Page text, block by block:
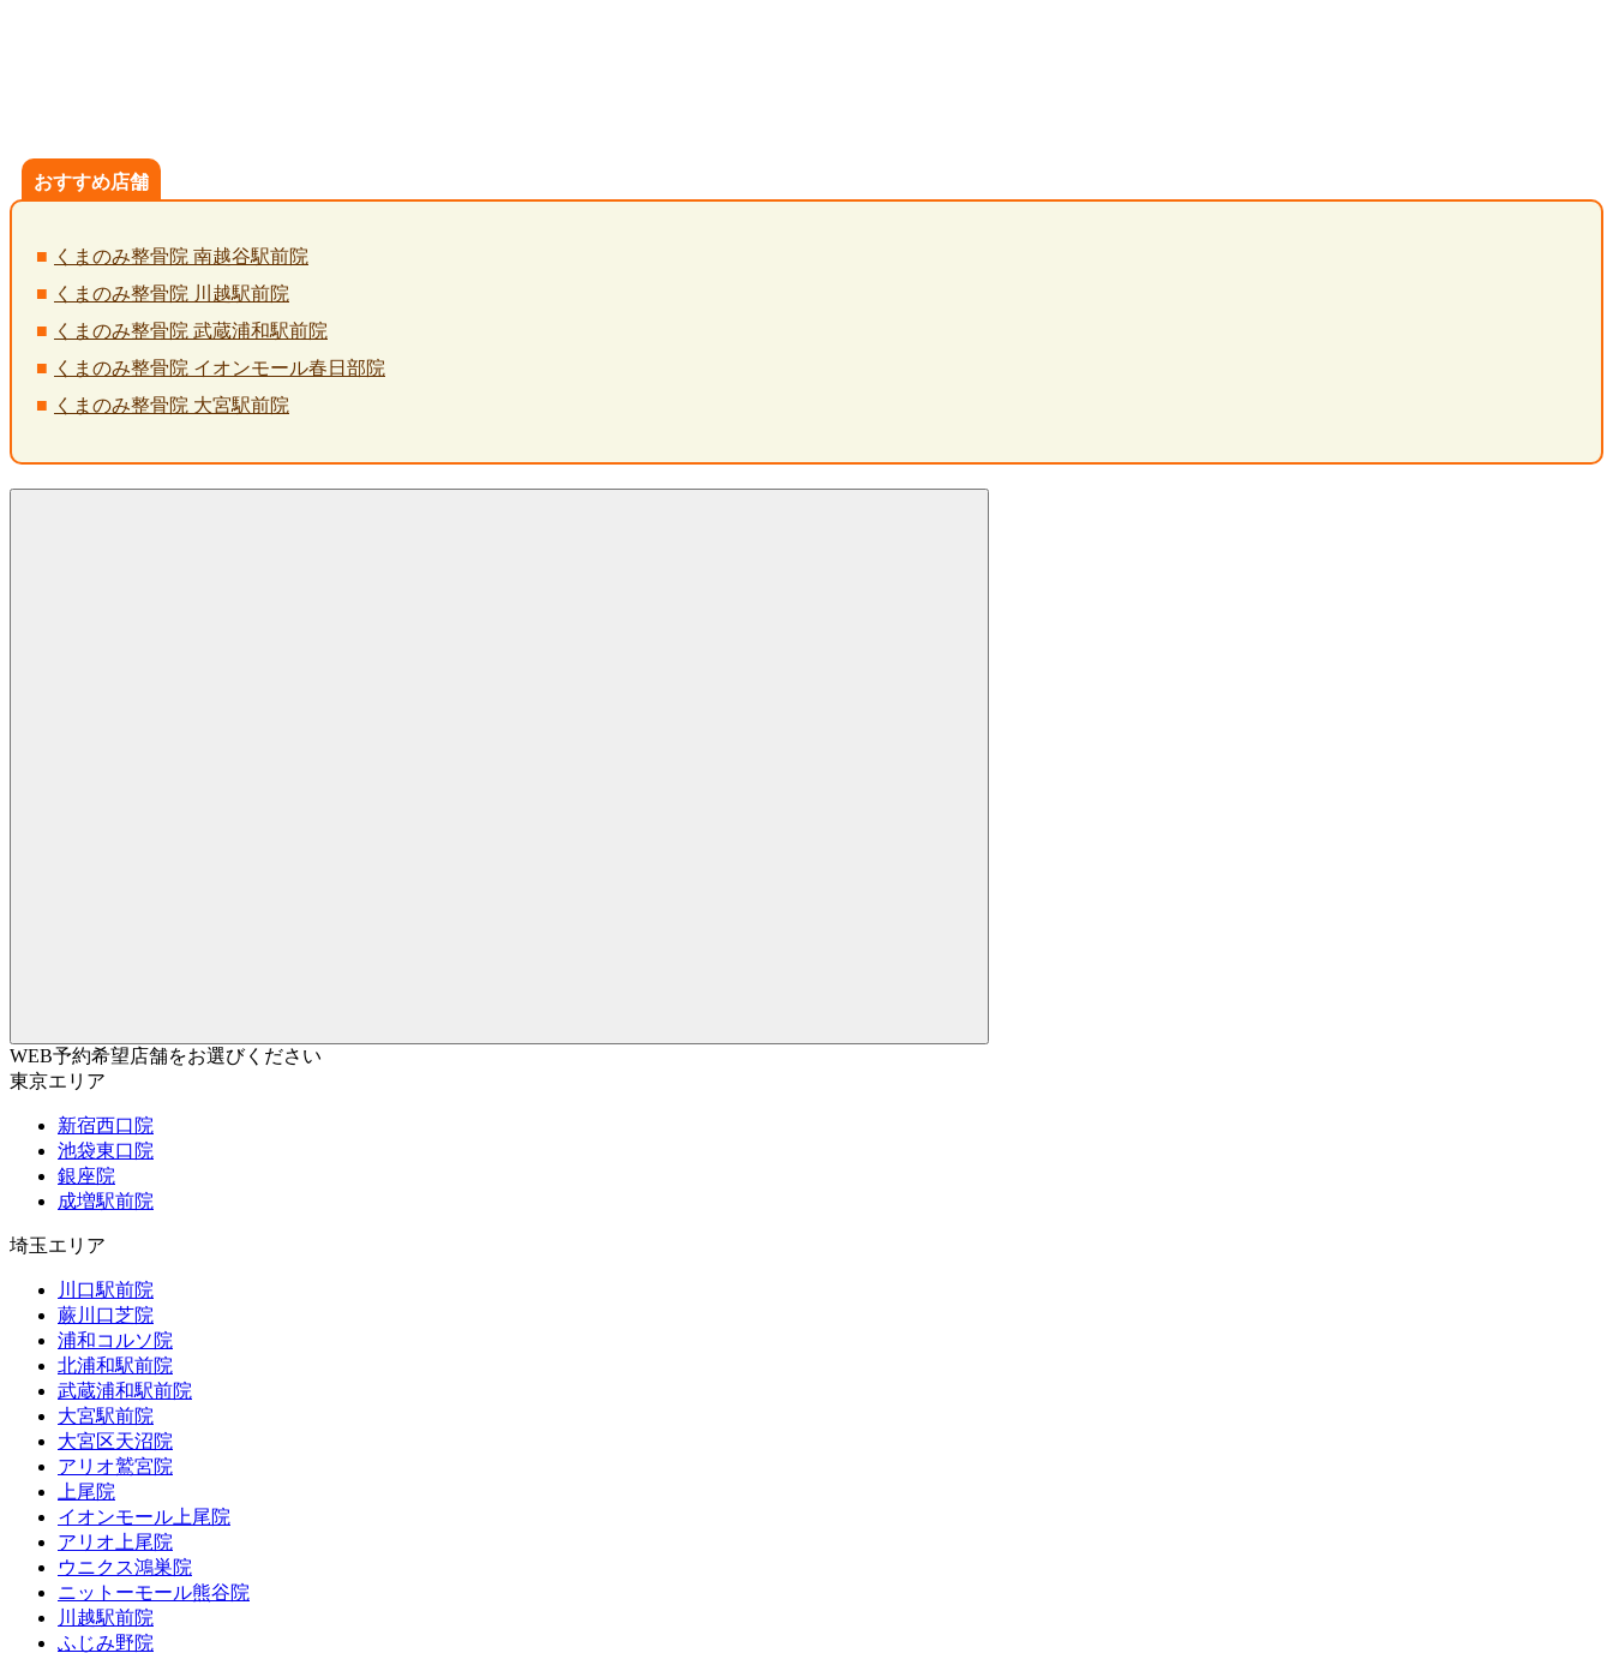
おすすめ店舗
くまのみ整骨院 南越谷駅前院
くまのみ整骨院 川越駅前院
くまのみ整骨院 武蔵浦和駅前院
くまのみ整骨院 イオンモール春日部院
くまのみ整骨院 大宮駅前院
WEB予約希望店舗をお選びください
東京エリア
新宿西口院
池袋東口院
銀座院
成増駅前院
埼玉エリア
川口駅前院
蕨川口芝院
浦和コルソ院
北浦和駅前院
武蔵浦和駅前院
大宮駅前院
大宮区天沼院
アリオ鷲宮院
上尾院
イオンモール上尾院
アリオ上尾院
ウニクス鴻巣院
ニットーモール熊谷院
川越駅前院
ふじみ野院